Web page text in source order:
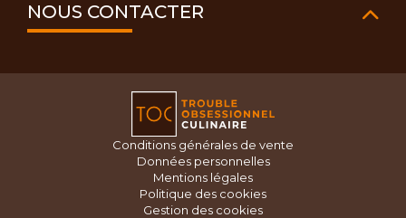
NOUS CONTACTER
Conditions générales de vente
Données personnelles
Mentions légales
Politique des cookies
Gestion des cookies